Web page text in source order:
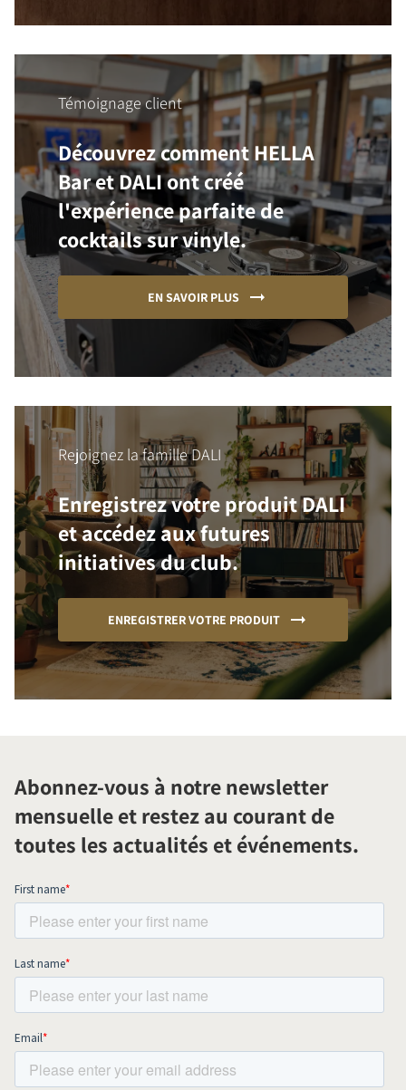
Témoignage client
Découvrez comment HELLA
Bar et DALI ont créé
l'expérience parfaite de
cocktails sur vinyle.
EN SAVOIR PLUS
Rejoignez la famille DALI
Enregistrez votre produit DALI
et accédez aux futures
initiatives du club.
ENREGISTRER VOTRE PRODUIT
Abonnez-vous à notre newsletter
mensuelle et restez au courant de
toutes les actualités et événements.